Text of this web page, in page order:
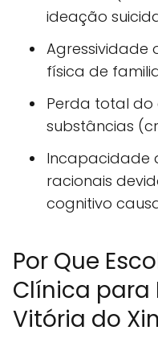
ideação
Agressividade
física de
Perda total do
substâncias
Incapacidade
racionais
cognitivo
Por Que
Clínica para
Vitória do